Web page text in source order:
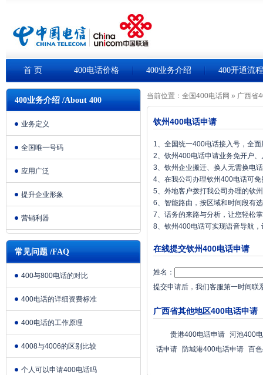
首 页 400电话价格 400业务介绍 400开通流程
400业务介绍 /About 400
业务定义
全国唯一号码
应用广泛
提升企业形象
营销利器
常见问题 /FAQ
400与800电话的对比
400电话的详细资费标准
400电话的工作原理
4008与4006的区别比较
个人可以申请400电话吗
当前位置： 全国400电话网 » 广西省
钦州400电话申请
1、全国统一400电话接入号，全
2、钦州400电话申请业务免开户
3、钦州企业搬迁、换人无需换电
4、在我公司办理钦州400电话可
5、外地客户拨打我公司办理的钦
6、智能路由，按区域和时间段有
7、话务的来路与分析，让您轻松
8、钦州400电话可实现语音导航
在线提交钦州400电话申请
姓名：
提交申请后，我们客服第一时间联
广西省其他地区400电话申请
贵港400电话申请 河池400
话申请
防城港400电话申请 百